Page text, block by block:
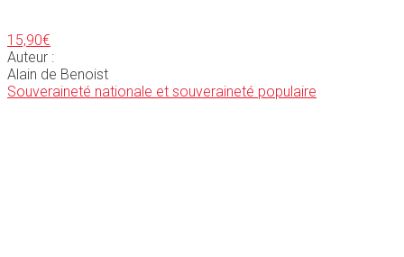
15,90€
Auteur :
Alain de Benoist
Souveraineté nationale et souveraineté populaire